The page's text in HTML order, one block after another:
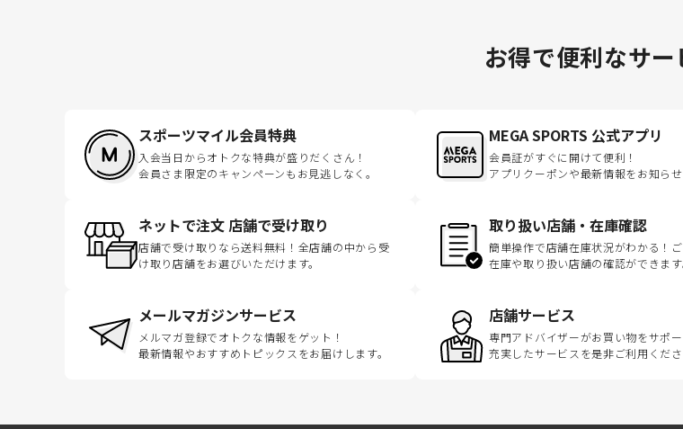
お得で便利なサー
スポーツマイル会員特典
入会当日からオトクな特典が盛りだくさん！
会員さま限定のキャンペーンもお見逃しなく。
MEGA SPORTS 公式アプリ
会員証がすぐに開けて便利！
アプリクーポンや最新情報をお知らせ
ネットで注文 店舗で受け取り
店舗で受け取りなら送料無料！全店舗の中から受
け取り店舗をお選びいただけます。
取り扱い店舗・在庫確認
簡単操作で店舗在庫状況がわかる！
在庫や取り扱い店舗の確認ができます
メールマガジンサービス
メルマガ登録でオトクな情報をゲット！
最新情報やおすすめトピックスをお届けします。
店舗サービス
専門アドバイザーがお買い物をサポー
充実したサービスを是非ご利用くださ